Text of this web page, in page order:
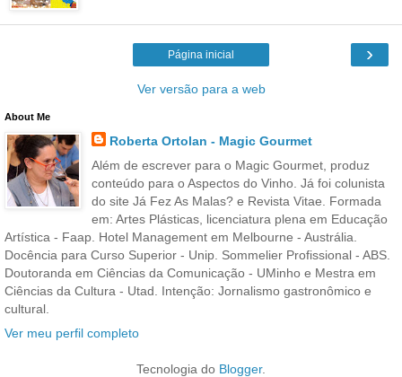
›
Página inicial
Ver versão para a web
About Me
Roberta Ortolan - Magic Gourmet
Além de escrever para o Magic Gourmet, produz
conteúdo para o Aspectos do Vinho. Já foi colunista
do site Já Fez As Malas? e Revista Vitae. Formada
em: Artes Plásticas, licenciatura plena em Educação
Artística - Faap. Hotel Management em Melbourne - Austrália.
Docência para Curso Superior - Unip. Sommelier Profissional - ABS.
Doutoranda em Ciências da Comunicação - UMinho e Mestra em
Ciências da Cultura - Utad. Intenção: Jornalismo gastronômico e
cultural.
Ver meu perfil completo
Tecnologia do Blogger.